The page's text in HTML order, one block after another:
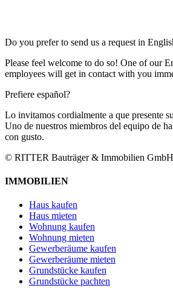
Do you prefer to send us a request in
Please feel welcome to do so! One of our
employees will get in contact with you
Prefiere español?
Lo invitamos cordialmente a que presente
Uno de nuestros miembros del equipo de
con gusto.
© RITTER Bauträger & Immobilien GmbH
IMMOBILIEN
Haus kaufen
Haus mieten
Wohnung kaufen
Wohnung mieten
Gewerberäume kaufen
Gewerberäume mieten
Grundstücke kaufen
Grundstücke pachten